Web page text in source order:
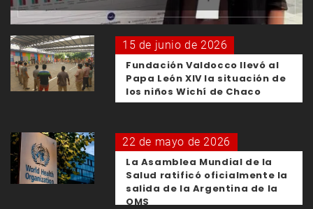
15 de junio de 2026
Fundación Valdocco llevó al
Papa León XIV la situación de
los niños Wichí de Chaco
22 de mayo de 2026
La Asamblea Mundial de la
Salud ratificó oficialmente la
salida de la Argentina de la
OMS